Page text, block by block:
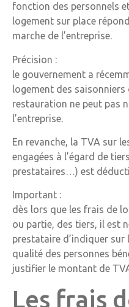
fonction des personnels
logement sur place
marche de l’entreprise.
Précision :
le gouvernement a
logement des
restauration ne peut pas
l’entreprise.
En revanche, la TVA sur
engagées à l’égard de
prestataires…) est
Important :
dès lors que les frais de
ou partie, des tiers, il est
prestataire d’indiquer sur
qualité des personnes
justifier le montant de
Les frais